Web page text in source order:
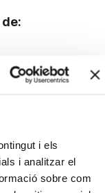
i els
i analitzar el
sobre com